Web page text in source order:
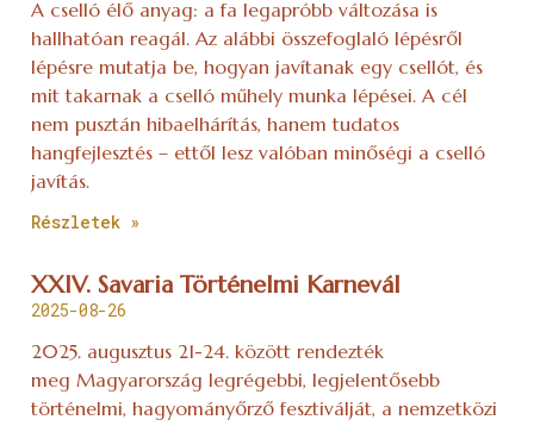
A cselló élő anyag: a fa legapróbb változása is
hallhatóan reagál. Az alábbi összefoglaló lépésről
lépésre mutatja be, hogyan javítanak egy csellót, és
mit takarnak a cselló műhely munka lépései. A cél
nem pusztán hibaelhárítás, hanem tudatos
hangfejlesztés – ettől lesz valóban minőségi a cselló
javítás.
Részletek »
XXIV. Savaria Történelmi Karnevál
2025-08-26
2025. augusztus 21-24. között rendezték
meg Magyarország legrégebbi, legjelentősebb
történelmi, hagyományőrző fesztiválját, a nemzetközi